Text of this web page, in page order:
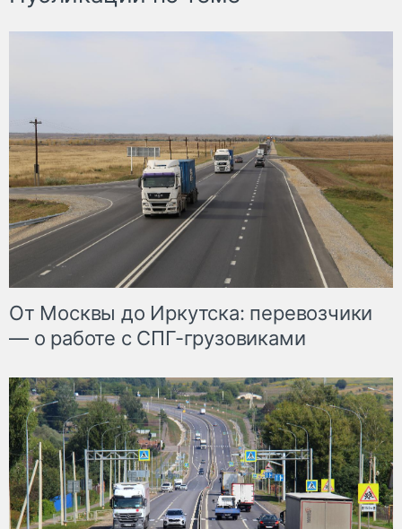
От Москвы до Иркутска: перевозчики
— о работе с СПГ-грузовиками